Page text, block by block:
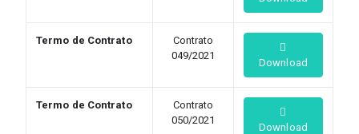
Termo de Contrato
Contrato
049/2021
Download
Termo de Contrato
Contrato
050/2021
Download